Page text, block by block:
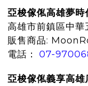
亞梭傢俬高雄夢時
高雄市前鎮區中
販售商品:
電話：
07-
亞梭傢俬義享高雄